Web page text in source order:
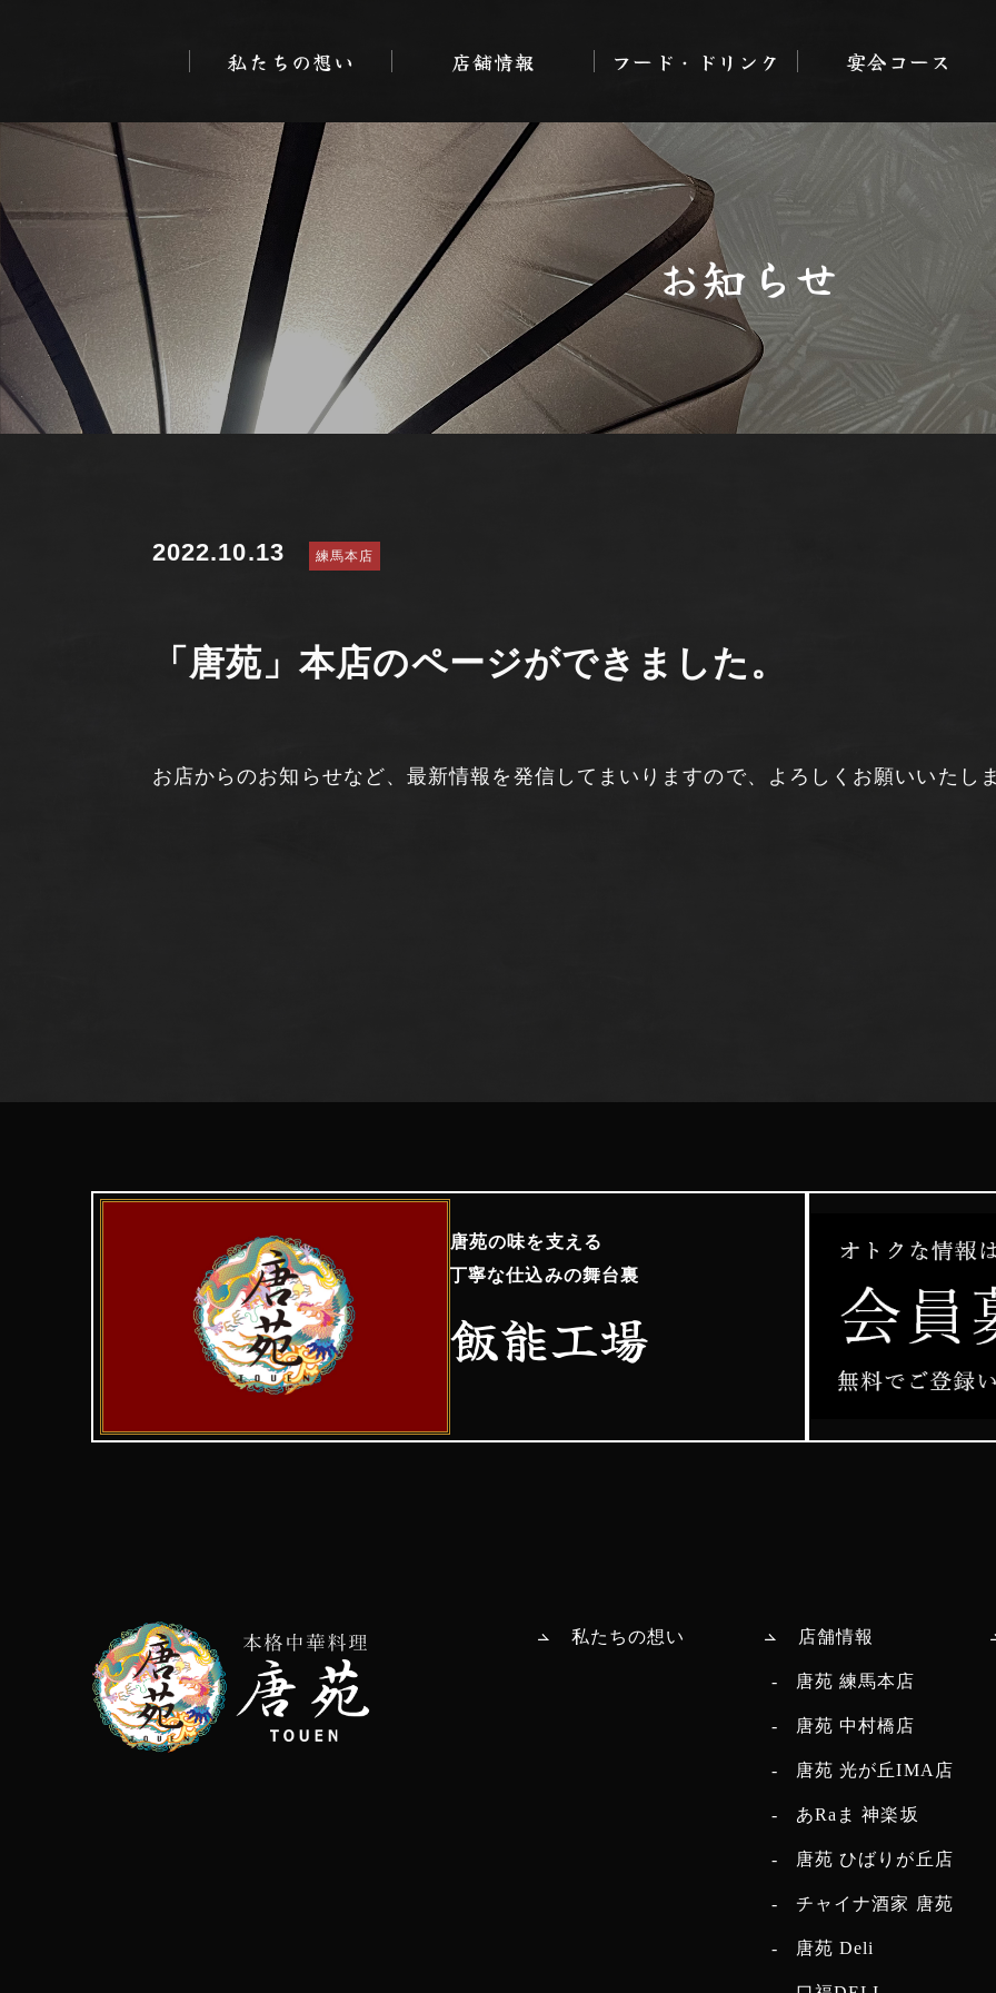
私たちの想い 店舗情報 フード・ドリンク 宴会コース
お知らせ
2022.10.13 練馬本店
「唐苑」本店のページができました。
お店からのお知らせなど、最新情報を発信してまいりますので、よろしくお願いいたし
唐苑の味を支える
丁寧な仕込みの舞台裏
飯能工場
私たちの想い 店舗情報
唐苑 練馬本店
唐苑 中村橋店
唐苑 光が丘IMA店
あRaま 神楽坂
唐苑 ひばりが丘店
チャイナ酒家 唐苑
唐苑 Deli